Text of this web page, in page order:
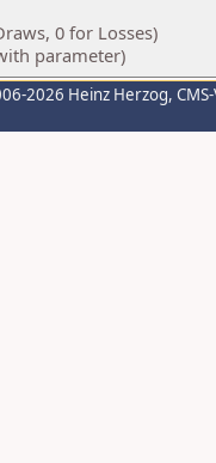
0 for Losses)
parameter)
2026 Heinz Herzog,